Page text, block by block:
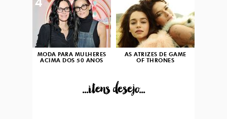
MODA PARA MULHERES
ACIMA DOS 50 ANOS
4
AS ATRIZES DE GAME
OF THRONES
...itens desejo...